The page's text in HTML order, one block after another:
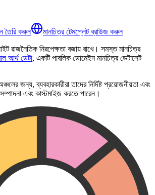
তৈরি করুন
মানচিত্র টেমপ্লেট ব্রাউজ করুন
রাজনৈতিক নিরপেক্ষতা বজায় রাখে। সমস্ত মানচিত্র
আর্থ ডেটা, একটি পাবলিক ডোমেইন মানচিত্র ডেটাসেট
জন্য, ব্যবহারকারীরা তাদের নির্দিষ্ট প্রয়োজনীয়তা এবং
এবং কাস্টমাইজ করতে পারেন।